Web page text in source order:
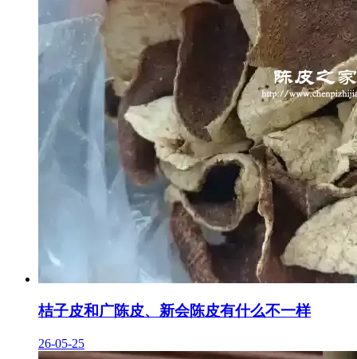
桔子皮和广陈皮、新会陈皮有什么不一样
26-05-25